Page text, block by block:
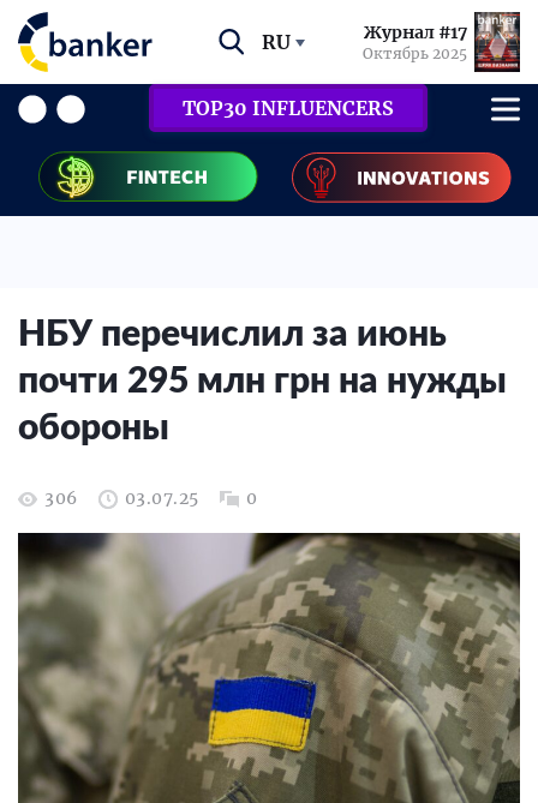
RU Журнал #17
Октябрь 2025
TOP30 INFLUENCERS
НБУ перечислил за июнь
почти 295 млн грн на нужды
обороны
306 03.07.25 0